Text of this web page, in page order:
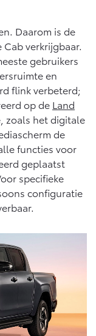
Daarom is de
verkrijgbaar.
gebruikers
en
flink verbeterd;
op de Land
zoals het digitale
de
functies voor
geplaatst
specifieke
configuratie